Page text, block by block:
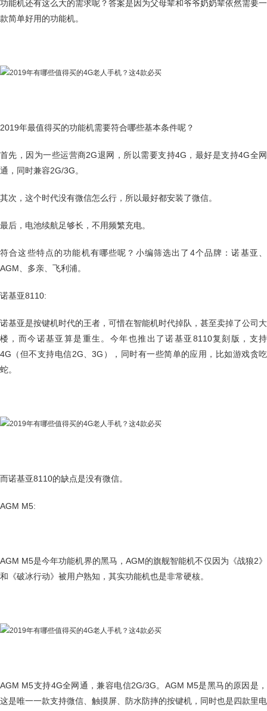
功能机还有这么大的需求呢？答案是因为父母辈和爷爷奶奶辈依然需要一
款简单好用的功能机。
2019年最值得买的功能机需要符合哪些基本条件呢？
首先，因为一些运营商2G退网，所以需要支持4G，最好是支持4G全网
通，同时兼容2G/3G。
其次，这个时代没有微信怎么行，所以最好都安装了微信。
最后，电池续航足够长，不用频繁充电。
符合这些特点的功能机有哪些呢？小编筛选出了4个品牌：诺基亚、
AGM、多亲、飞利浦。
诺基亚8110:
诺基亚是按键机时代的王者，可惜在智能机时代掉队，甚至卖掉了公司大
楼，而今诺基亚算是重生。今年也推出了诺基亚8110复刻版，支持
4G（但不支持电信2G、3G），同时有一些简单的应用，比如游戏贪吃
蛇。
而诺基亚8110的缺点是没有微信。
AGM M5:
AGM M5是今年功能机界的黑马，AGM的旗舰智能机不仅因为《战狼2》
和《破冰行动》被用户熟知，其实功能机也是非常硬核。
AGM M5支持4G全网通，兼容电信2G/3G。AGM M5是黑马的原因是，
这是唯一一款支持微信、触摸屏、防水防摔的按键机，同时也是四款里电